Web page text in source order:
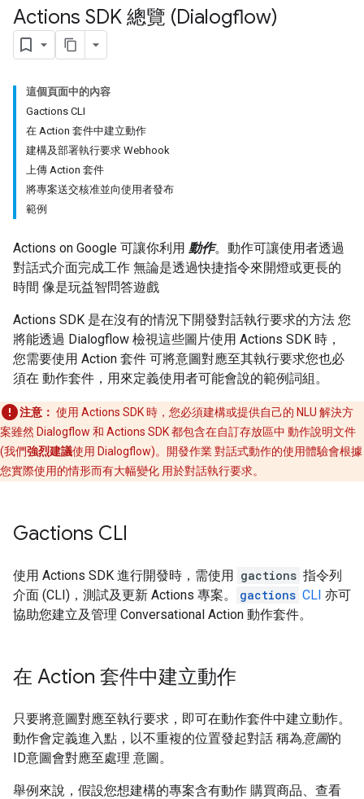
Actions SDK 總覽 (Dialogflow)
這個頁面中的內容
Gactions CLI
在 Action 套件中建立動作
建構及部署執行要求 Webhook
上傳 Action 套件
將專案送交核准並向使用者發布
範例
Actions on Google 可讓你利用 動作。動作可讓使用者透過
對話式介面完成工作 無論是透過快捷指令來開燈或更長的
時間 像是玩益智問答遊戲
Actions SDK 是在沒有的情況下開發對話執行要求的方法 您
將能透過 Dialogflow 檢視這些圖片使用 Actions SDK 時，
您需要使用 Action 套件 可將意圖對應至其執行要求您也必
須在 動作套件，用來定義使用者可能會說的範例詞組。
注意： 使用 Actions SDK 時，您必須建構或提供自己的 NLU 解決方
案雖然 Dialogflow 和 Actions SDK 都包含在自訂存放區中 動作說明文件
(我們強烈建議使用 Dialogflow)。開發作業 對話式動作的使用體驗會根據
您實際使用的情形而有大幅變化 用於對話執行要求。
Gactions CLI
使用 Actions SDK 進行開發時，需使用 gactions 指令列
介面 (CLI)，測試及更新 Actions 專案。
gactions CLI 亦可
協助您建立及管理 Conversational Action 動作套件。
在 Action 套件中建立動作
只要將意圖對應至執行要求，即可在動作套件中建立動作。
動作會定義進入點，以不重複的位置發起對話 稱為意圖的
ID意圖會對應至處理 意圖。
舉例來說，假設您想建構的專案含有動作 購買商品、查看